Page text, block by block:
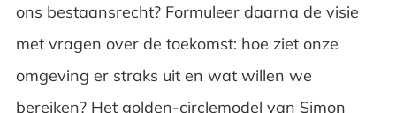
ons bestaansrecht? Formuleer daarna de visie
met vragen over de toekomst: hoe ziet onze
omgeving er straks uit en wat willen we
bereiken? Het golden-circlemodel van Simon